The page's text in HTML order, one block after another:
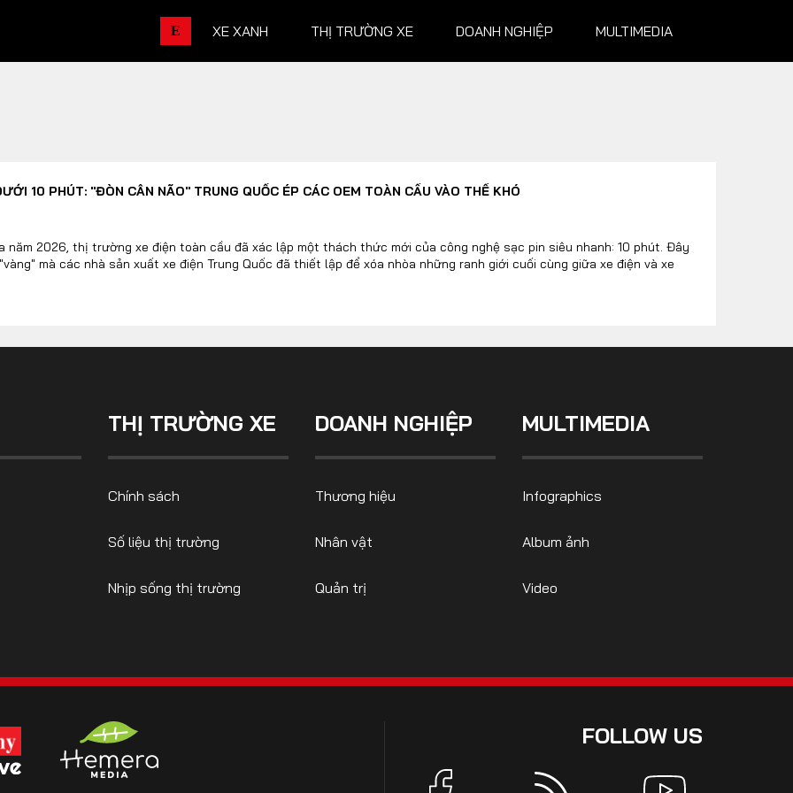
E XE XANH THỊ TRƯỜNG XE DOANH NGHIỆP MULTIMEDIA
Số liệu thị trường
Nhịp sống thị trường
Nhân vật
Quản trị
Album ảnh
CONTACT US
ngocvu.vneconomy@gmail.com
10 PHÚT: "ĐÒN CÂN NÃO" TRUNG QUỐC ÉP CÁC OEM TOÀN CẦU VÀO THẾ KHÓ
năm 2026, thị trường xe điện toàn cầu đã xác lập một thách thức mới của công nghệ sạc pin siêu nhanh: 10 phút. Đây
mà các nhà sản xuất xe điện Trung Quốc đã thiết lập để xóa nhòa những ranh giới cuối cùng giữa xe điện và xe
THỊ TRƯỜNG XE
Chính sách
Số liệu thị trường
Nhịp sống thị trường
DOANH NGHIỆP
Thương hiệu
Nhân vật
Quản trị
MULTIMEDIA
Infographics
Album ảnh
Video
FOLLOW US